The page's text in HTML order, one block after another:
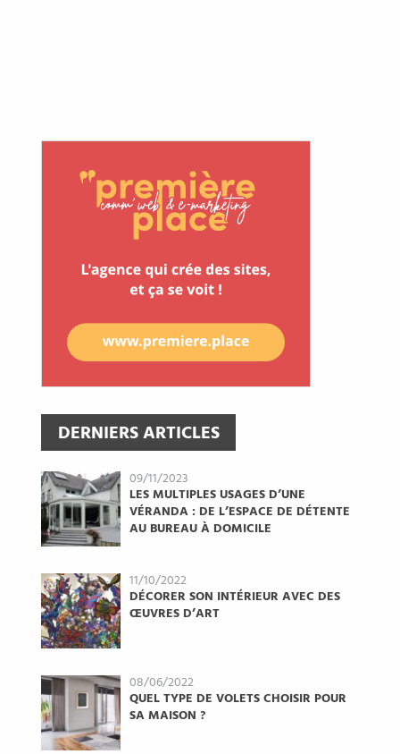
DERNIERS ARTICLES
09/11/2023
LES MULTIPLES USAGES D’UNE
VÉRANDA : DE L’ESPACE DE DÉTENTE
AU BUREAU À DOMICILE
11/10/2022
DÉCORER SON INTÉRIEUR AVEC DES
ŒUVRES D’ART
08/06/2022
QUEL TYPE DE VOLETS CHOISIR POUR
SA MAISON ?